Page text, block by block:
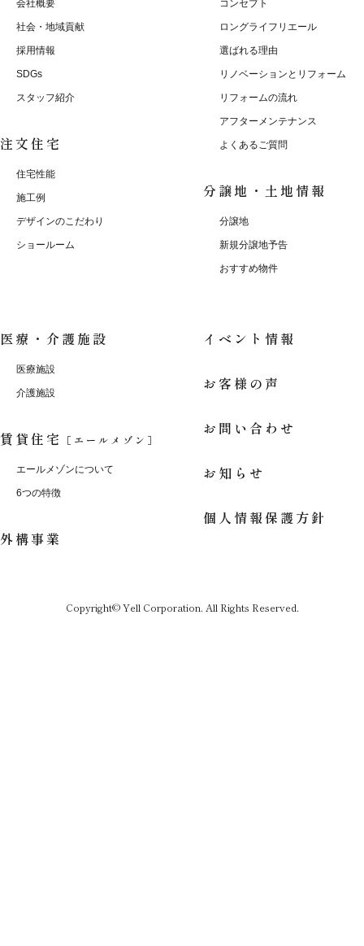
会社概要
社会・地域貢献
採用情報
SDGs
スタッフ紹介
注文住宅
住宅性能
施工例
デザインのこだわり
ショールーム
コンセプト
ロングライフリエール
選ばれる理由
リノベーションとリフォーム
リフォームの流れ
アフターメンテナンス
よくあるご質問
分譲地・土地情報
分譲地
新規分譲地予告
おすすめ物件
医療・介護施設
医療施設
介護施設
賃貸住宅 ［エールメゾン］
エールメゾンについて
6つの特徴
外構事業
イベント情報
お客様の声
お問い合わせ
お知らせ
個人情報保護方針
Copyright© Yell Corporation. All Rights Reserved.